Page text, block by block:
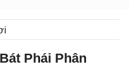
Phái Phân